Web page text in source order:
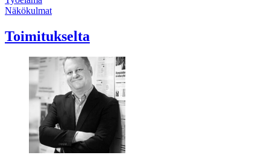
Näkökulmat
Toimitukselta